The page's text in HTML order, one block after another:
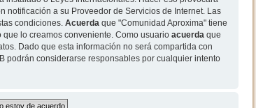
notificación a su Proveedor de Servicios de Internet. Las
condiciones. Acuerdaque "Comunidad Aproxima" tiene
lo creamos conveniente. Como usuario acuerdaque
Dado que esta información no será compartida con
podrán considerarse responsables por cualquier intento